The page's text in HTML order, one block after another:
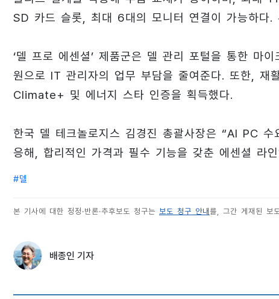
SD 카드 슬롯, 최대 6대의 모니터 연결이 가능하다
‘델 프로 에센셜’ 제품군은 델 관리 포털을 통한
원으로 IT 관리자의 업무 부담을 줄여준다. 또한, 재
Climate+ 및 에너지 스타 인증을 획득했다.
한국 델 테크놀로지스 김경진 총괄사장은 “AI PC
응해, 합리적인 가격과 필수 기능을 갖춘 에센셜 라
#델
본 기사에 대한 정정·반론·추후보도 청구는 보도 청구 안내 를, 그간 게재된 보
배종인 기자